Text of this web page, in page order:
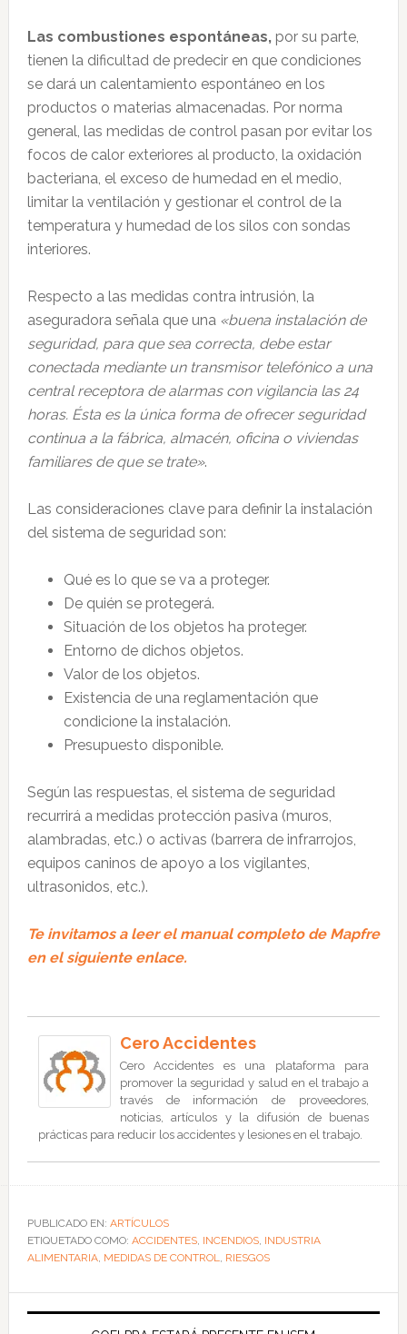
Las combustiones espontáneas,por su parte,
tienen la dificultad de predecir en que condiciones
se dará un calentamiento espontáneo en los
productos o materias almacenadas. Por norma
general, las medidas de control pasan por evitar los
focos de calor exteriores al producto, la oxidación
bacteriana, el exceso de humedad en el medio,
limitar la ventilación y gestionar el control de la
temperatura y humedad de los silos con sondas
interiores.
Respecto a las medidas contra intrusión, la
aseguradora señala que una «buena instalación de
seguridad, para que sea correcta, debe estar
conectada mediante un transmisor telefónico a una
central receptora de alarmas con vigilancia las 24
horas. Ésta es la única forma de ofrecer seguridad
continua a la fábrica, almacén, oficina o viviendas
familiares de que se trate».
Las consideraciones clave para definir la instalación
del sistema de seguridad son:
Qué es lo que se va a proteger.
De quién se protegerá.
Situación de los objetos ha proteger.
Entorno de dichos objetos.
Valor de los objetos.
Existencia de una reglamentación que
condicione la instalación.
Presupuesto disponible.
Según las respuestas, el sistema de seguridad
recurrirá a medidas protección pasiva (muros,
alambradas, etc.) o activas (barrera de infrarrojos,
equipos caninos de apoyo a los vigilantes,
ultrasonidos, etc.).
Te invitamos a leer el manual completo de Mapfre
en el siguiente enlace.
Cero Accidentes
Cero Accidentes es una plataforma para
promover la seguridad y salud en el trabajo a
través de información de proveedores,
noticias, artículos y la difusión de buenas
prácticas para reducir los accidentes y lesiones en el trabajo.
PUBLICADO EN: ARTÍCULOS
ETIQUETADO COMO: ACCIDENTES, INCENDIOS, INDUSTRIA
ALIMENTARIA, MEDIDAS DE CONTROL, RIESGOS